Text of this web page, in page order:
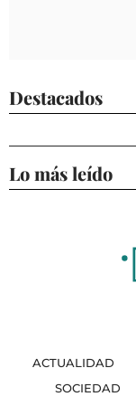
Destacados
Lo más leído
ACTUALIDAD
SOCIEDAD